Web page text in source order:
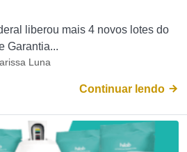
liberou mais 4 novos lotes do
Garantia...
Luna
Continuar lendo